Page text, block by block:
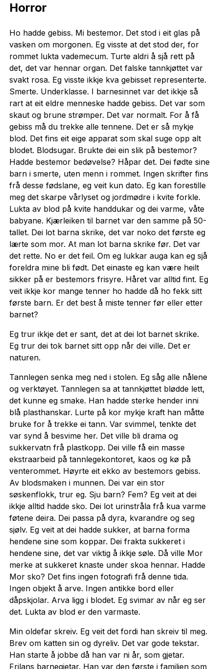
Horror
Ho hadde gebiss. Mi bestemor. Det stod i eit glas på
vasken om morgonen. Eg visste at det stod der, for
rommet lukta vademecum. Turte aldri å sjå rett på
det, det var hennar organ. Det falske tannkjøttet var
svakt rosa. Eg visste ikkje kva gebisset representerte.
Smerte. Underklasse. I barnesinnet var det ikkje så
rart at eit eldre menneske hadde gebiss. Det var som
skaut og brune strømper. Det var normalt. For å få
gebiss må du trekke alle tennene. Det er så mykje
blod. Det fins eit eige apparat som skal suge opp alt
blodet. Blodsugar. Brukte dei ein slik på bestemor?
Hadde bestemor bedøvelse? Håpar det. Dei fødte sine
barn i smerte, uten menn i rommet. Ingen skrifter fins
frå desse fødslane, eg veit kun dato. Eg kan forestille
meg det skarpe vårlyset og jordmødre i kvite forkle.
Lukta av blod på kvite handdukar og dei varme, våte
babyane. Kjærleiken til barnet var den samme på 50-
tallet. Dei lot barna skrike, det var noko det første eg
lærte som mor. At man lot barna skrike før. Det var
det rette. No er det feil. Om eg lukkar auga kan eg sjå
foreldra mine bli født. Det einaste eg kan være heilt
sikker på er bestemors frisyre. Håret var alltid fint. Eg
veit ikkje kor mange tenner ho hadde då ho fekk sitt
første barn. Er det best å miste tenner før eller etter
barnet?
Eg trur ikkje det er sant, det at dei lot barnet skrike.
Eg trur dei tok barnet sitt opp når dei ville. Det er
naturen.
Tannlegen senka meg ned i stolen. Eg såg alle nålene
og verktøyet. Tannlegen sa at tannkjøttet blødde lett,
det kunne eg smake. Han hadde sterke hender inni
blå plasthanskar. Lurte på kor mykje kraft han måtte
bruke for å trekke ei tann. Var svimmel, tenkte det
var synd å besvime her. Det ville bli drama og
sukkervatn frå plastkopp. Dei ville få ein masse
ekstraarbeid på tannlegekontoret, kaos og kø på
venterommet. Høyrte eit ekko av bestemors gebiss.
Av blodsmaken i munnen. Dei var ein stor
søskenflokk, trur eg. Sju barn? Fem? Eg veit at dei
ikkje alltid hadde sko. Dei lot urinstråla frå kua varme
føtene deira. Dei passa på dyra, kvarandre og seg
sjølv. Eg veit at dei hadde sukker, at barna forma
hendene sine som koppar. Dei frakta sukkeret i
hendene sine, det var viktig å ikkje søle. Då ville Mor
merke at sukkeret knaste under skoa hennar. Hadde
Mor sko? Det fins ingen fotografi frå denne tida.
Ingen objekt å arve. Ingen antikke bord eller
dåpskjolar. Arva ligg i blodet. Eg svimar av når eg ser
det. Lukta av blod er den varmaste.
Min oldefar skreiv. Eg veit det fordi han skreiv til meg.
Brev om katten sin og dyreliv. Det var gode tekstar.
Han starte å jobbe då han var ni år, som gjetar.
Frilans barnegjetar. Han var den første i familien som